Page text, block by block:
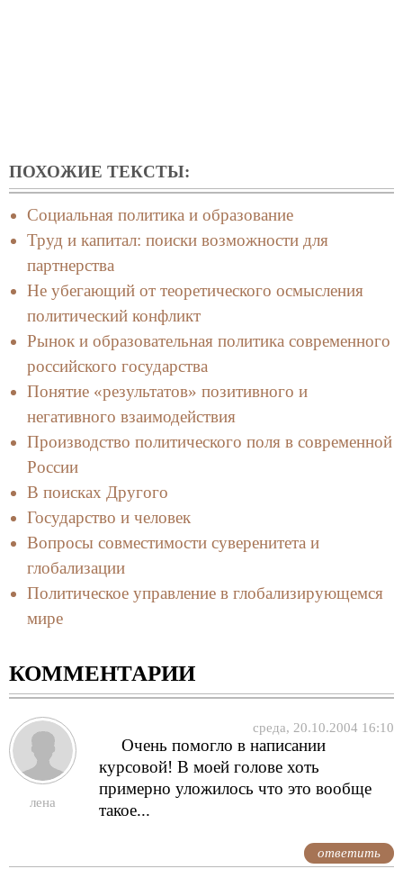
ПОХОЖИЕ ТЕКСТЫ:
Социальная политика и образование
Труд и капитал: поиски возможности для
партнерства
Не убегающий от теоретического осмысления
политический конфликт
Рынок и образовательная политика современного
российского государства
Понятие «результатов» позитивного и
негативного взаимодействия
Производство политического поля в современной
России
В поисках Другого
Государство и человек
Вопросы совместимости суверенитета и
глобализации
Политическое управление в глобализирующемся
мире
КОММЕНТАРИИ
лена
среда, 20.10.2004 16:10
Очень помогло в написании
курсовой! В моей голове хоть
примерно уложилось что это вообще
такое...
ответить